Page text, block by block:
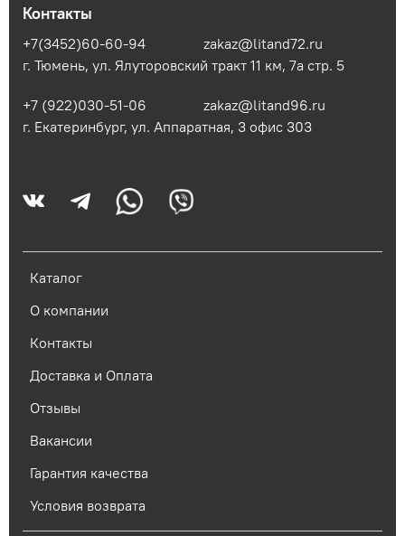
Каталог
О компании
Контакты
Доставка и Оплата
Отзывы
Вакансии
Гарантия качества
Условия возврата
Контакты
+7(3452)60-60-94
zakaz@litand72.ru
г. Тюмень, ул. Ялуторовский тракт 11 км, 7а стр. 5
+7 (922)030-51-06
zakaz@litand96.ru
г. Екатеринбург, ул. Аппаратная, 3​ офис 303